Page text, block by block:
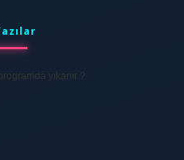
yıkanır ?